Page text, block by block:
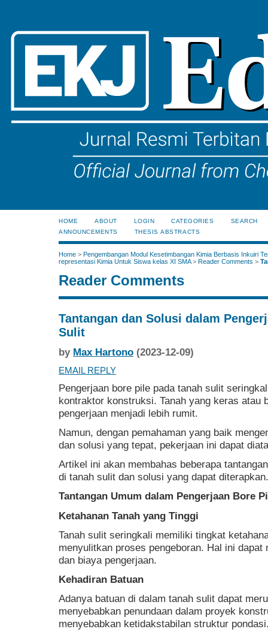
HOME ABOUT LOGIN CATEGORIES
SEARCH
ANNOUNCEMENTS
THESIS ABSTRACTS
Home > Pengembangan Modul Kesetimbangan Kimia Berbasis Inkuiri
representasi Kimia Untuk Siswa kelas XI SMA> Reader Comments >
Reader Comments
Tantangan dan Solusi dalam
Sulit
by Max Hartono (2023-12-09)
EMAIL REPLY
Pengerjaan bore pile pada tanah sulit
kontraktor konstruksi. Tanah yang keras atau
pengerjaan menjadi lebih rumit.
Namun, dengan pemahaman yang baik
dan solusi yang tepat, pekerjaan ini dapat
Artikel ini akan membahas beberapa
di tanah sulit dan solusi yang dapat diterapkan.
Tantangan Umum dalam Pengerjaan Bore
Ketahanan Tanah yang Tinggi
Tanah sulit seringkali memiliki tingkat
menyulitkan proses pengeboran. Hal ini
dan biaya pengerjaan.
Kehadiran Batuan
Adanya batuan di dalam tanah sulit dapat
menyebabkan penundaan dalam proyek
menyebabkan ketidakstabilan struktur